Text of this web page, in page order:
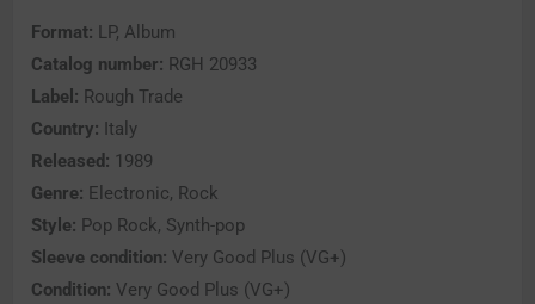
Format: LP, Album
Catalog number: RGH 20933
Label: Rough Trade
Country: Italy
Released: 1989
Genre: Electronic, Rock
Style: Pop Rock, Synth-pop
Sleeve condition: Very Good Plus (VG+)
Condition: Very Good Plus (VG+)